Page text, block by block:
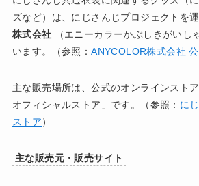
ズなど）は、にじさんじプロジェクトを
株式会社
（エニーカラーかぶしきがいし
います。（参照：ANYCOLOR株式会社
主な販売場所は、公式のオンラインスト
オフィシャルストア」です。（参照： に
ストア）
主な販売元・販売サイト